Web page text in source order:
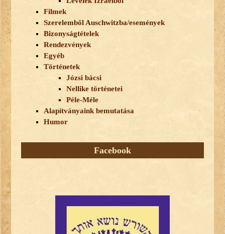
Filmek
Szerelemből Auschwitzba/események
Bizonyságtételek
Rendezvények
Egyéb
Történetek
Józsi bácsi
Nellike történetei
Péle-Méle
Alapítványaink bemutatása
Humor
Facebook